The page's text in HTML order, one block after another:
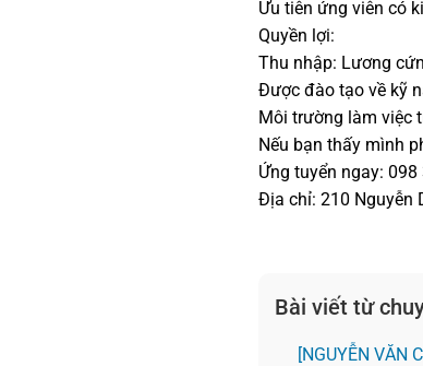
Ưu tiên ứng viên có
Quyền lợi:
Thu nhập: Lương
Được đào tạo về kỹ
Môi trường làm việc
Nếu bạn thấy mình
Ứng tuyển ngay: 098
Địa chỉ: 210 Nguyễn
Bài viết từ
[NGUYỄN VĂN